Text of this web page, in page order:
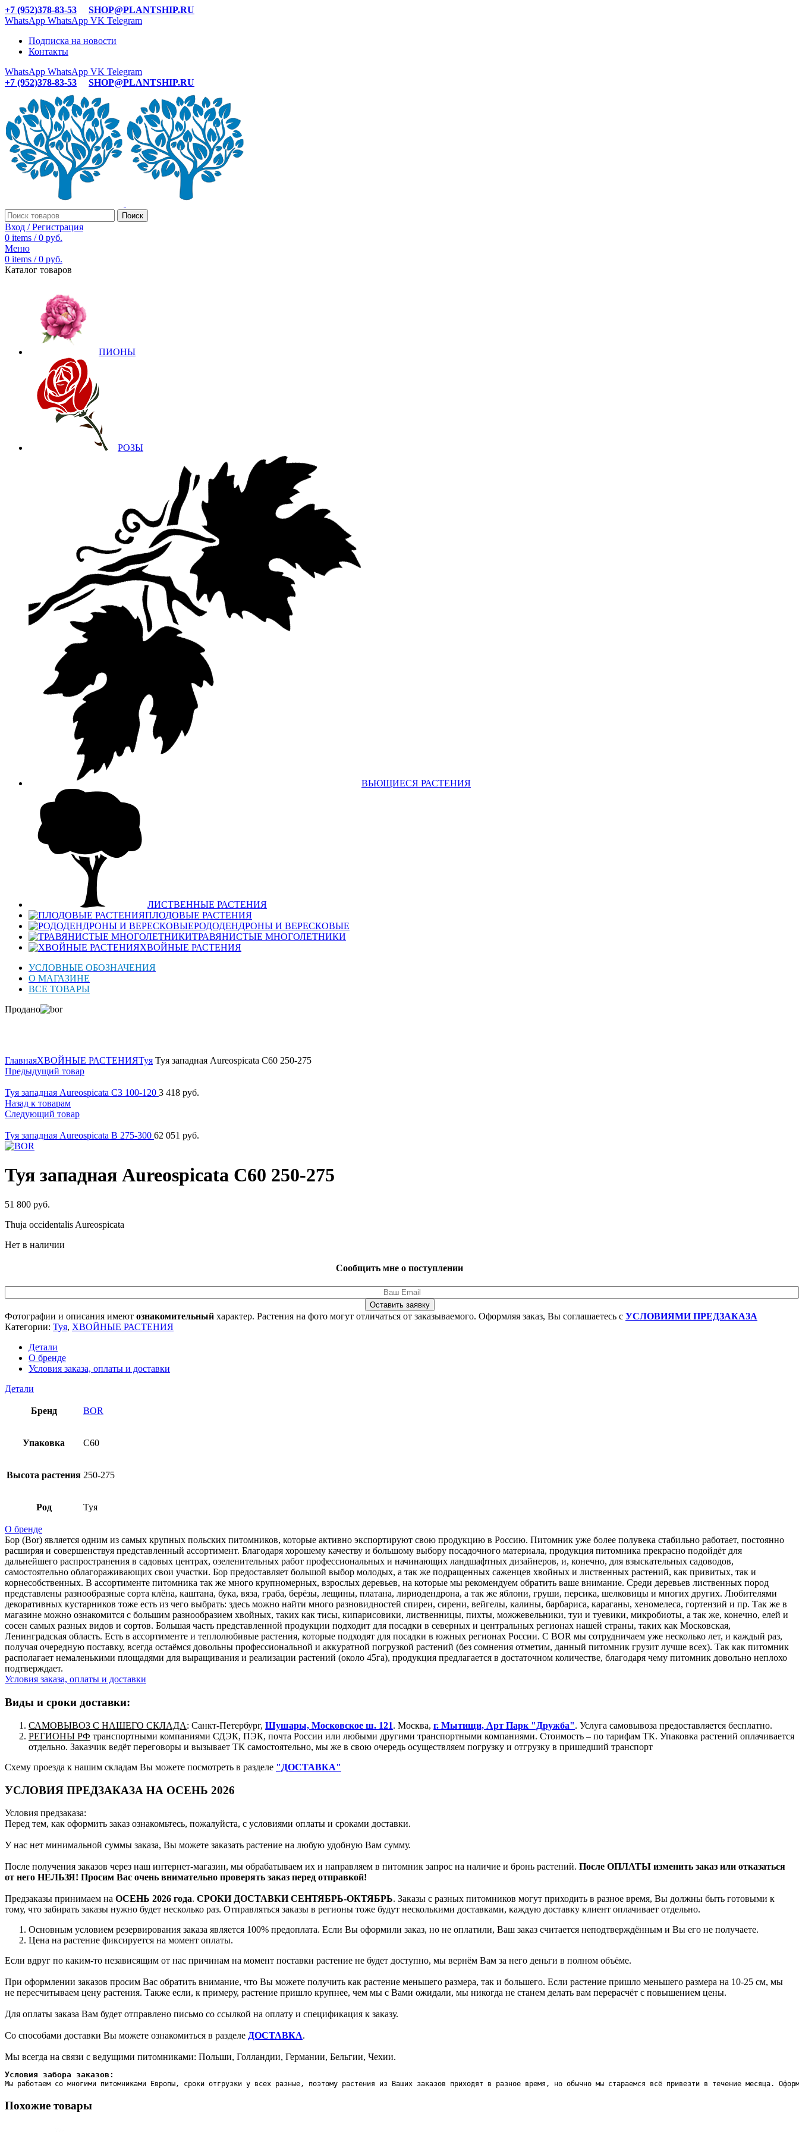
+7 (952)378-83-53
SHOP@PLANTSHIP.RU
WhatsApp WhatsApp VK Telegram
Подписка на новости
Контакты
WhatsApp WhatsApp VK Telegram
+7 (952)378-83-53
SHOP@PLANTSHIP.RU
Поиск
Вход / Регистрация
0 items / 0 руб.
Меню
0 items / 0 руб.
Каталог товаров
ПИОНЫ
РОЗЫ
ВЬЮЩИЕСЯ РАСТЕНИЯ
ЛИСТВЕННЫЕ РАСТЕНИЯ
ПЛОДОВЫЕ РАСТЕНИЯ
РОДОДЕНДРОНЫ И ВЕРЕСКОВЫЕ
ТРАВЯНИСТЫЕ МНОГОЛЕТНИКИ
ХВОЙНЫЕ РАСТЕНИЯ
УСЛОВНЫЕ ОБОЗНАЧЕНИЯ
О МАГАЗИНЕ
ВСЕ ТОВАРЫ
Продано
ГлавнаяХВОЙНЫЕ РАСТЕНИЯТуя Туя западная Aureospicata C60 250-275
Предыдущий товар
Туя западная Aureospicata C3 100-120 3 418 руб.
Назад к товарам
Следующий товар
Туя западная Aureospicata B 275-300 62 051 руб.
Туя западная Aureospicata C60 250-275
51 800 руб.
Thuja occidentalis Aureospicata
Нет в наличии
Сообщить мне о поступлении
Оставить заявку
Фотографии и описания имеют ознакомительный характер. Растения на фото могут отличаться от заказываемого. Оформляя заказ, Вы соглашаетесь с УСЛОВИЯМИ ПРЕДЗАКАЗА
Категории: Туя, ХВОЙНЫЕ РАСТЕНИЯ
Детали
О бренде
Условия заказа, оплаты и доставки
Детали
Бренд BOR
Упаковка C60
Высота растения 250-275
Род Туя
О бренде
Бор (Bor) является одним из самых крупных польских питомников, которые активно экспортируют свою продукцию в Россию. Питомник уже более полувека стабильно работает, постоянно
расширяя и совершенствуя представленный ассортимент. Благодаря хорошему качеству и большому выбору посадочного материала, продукция питомника прекрасно подойдёт для
дальнейшего распространения в садовых центрах, озеленительных работ профессиональных и начинающих ландшафтных дизайнеров, и, конечно, для взыскательных садоводов,
самостоятельно облагораживающих свои участки. Бор предоставляет большой выбор молодых, а так же подращенных саженцев хвойных и лиственных растений, как привитых, так и
корнесобственных. В ассортименте питомника так же много крупномерных, взрослых деревьев, на которые мы рекомендуем обратить ваше внимание. Среди деревьев лиственных пород
представлены разнообразные сорта клёна, каштана, бука, вяза, граба, берёзы, лещины, платана, лириодендрона, а так же яблони, груши, персика, шелковицы и многих других. Любителями
декоративных кустарников тоже есть из чего выбрать: здесь можно найти много разновидностей спиреи, сирени, вейгелы, калины, барбариса, караганы, хеномелеса, гортензий и пр. Так же в
магазине можно ознакомится с большим разнообразием хвойных, таких как тисы, кипарисовики, лиственницы, пихты, можжевельники, туи и туевики, микробиоты, а так же, конечно, елей и
сосен самых разных видов и сортов. Большая часть представленной продукции подходит для посадки в северных и центральных регионах нашей страны, таких как Московская,
Ленинградская область. Есть в ассортименте и теплолюбивые растения, которые подходят для посадки в южных регионах России. С BOR мы сотрудничаем уже несколько лет, и каждый раз,
получая очередную поставку, всегда остаёмся довольны профессиональной и аккуратной погрузкой растений (без сомнения отметим, данный питомник грузит лучше всех). Так как питомник
располагает немаленькими площадями для выращивания и реализации растений (около 45га), продукция предлагается в достаточном количестве, благодаря чему питомник довольно неплохо
подтверждает.
Условия заказа, оплаты и доставки
Виды и сроки доставки:
САМОВЫВОЗ С НАШЕГО СКЛАДА: Санкт-Петербург, Шушары, Московское ш. 121. Москва, г. Мытищи, Арт Парк "Дружба". Услуга самовывоза предоставляется бесплатно.
РЕГИОНЫ РФ транспортными компаниями СДЭК, ПЭК, почта России или любыми другими транспортными компаниями. Стоимость – по тарифам ТК. Упаковка растений оплачивается
отдельно. Заказчик ведёт переговоры и вызывает ТК самостоятельно, мы же в свою очередь осуществляем погрузку и отгрузку в пришедший транспорт
Схему проезда к нашим складам Вы можете посмотреть в разделе "ДОСТАВКА"
УСЛОВИЯ ПРЕДЗАКАЗА НА ОСЕНЬ 2026
Условия предзаказа:
Перед тем, как оформить заказ ознакомьтесь, пожалуйста, с условиями оплаты и сроками доставки.
У нас нет минимальной суммы заказа, Вы можете заказать растение на любую удобную Вам сумму.
После получения заказов через наш интернет-магазин, мы обрабатываем их и направляем в питомник запрос на наличие и бронь растений. После ОПЛАТЫ изменить заказ или отказаться
от него НЕЛЬЗЯ! Просим Вас очень внимательно проверять заказ перед отправкой!
Предзаказы принимаем на ОСЕНЬ 2026 года. СРОКИ ДОСТАВКИ СЕНТЯБРЬ-ОКТЯБРЬ. Заказы с разных питомников могут приходить в разное время, Вы должны быть готовыми к
тому, что забирать заказы нужно будет несколько раз. Отправляться заказы в регионы тоже будут несколькими доставками, каждую доставку клиент оплачивает отдельно.
Основным условием резервирования заказа является 100% предоплата. Если Вы оформили заказ, но не оплатили, Ваш заказ считается неподтверждённым и Вы его не получаете.
Цена на растение фиксируется на момент оплаты.
Если вдруг по каким-то независящим от нас причинам на момент поставки растение не будет доступно, мы вернём Вам за него деньги в полном объёме.
При оформлении заказов просим Вас обратить внимание, что Вы можете получить как растение меньшего размера, так и большего. Если растение пришло меньшего размера на 10-25 см, мы
не пересчитываем цену растения. Также если, к примеру, растение пришло крупнее, чем мы с Вами ожидали, мы никогда не станем делать вам перерасчёт с повышением цены.
Для оплаты заказа Вам будет отправлено письмо со ссылкой на оплату и спецификация к заказу.
Со способами доставки Вы можете ознакомиться в разделе ДОСТАВКА.
Мы всегда на связи с ведущими питомниками: Польши, Голландии, Германии, Бельгии, Чехии.
Условия забора заказов:
Мы работаем со многими питомниками Европы, сроки отгрузки у всех разные, поэтому растения из Ваших заказов приходят в разное время, но обычно мы стараемся всё привезти в течение месяца.
Похожие товары